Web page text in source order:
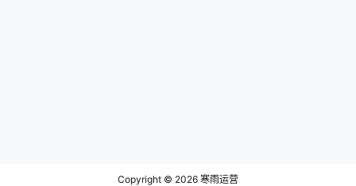
Copyright © 2026 寒雨运营